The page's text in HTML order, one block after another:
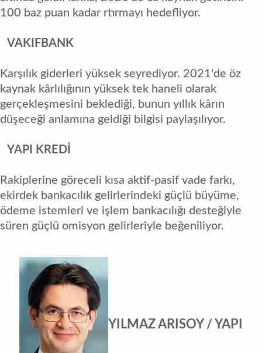
100 baz puan kadar rtırmayı hedefliyor.
VAKIFBANK
Karşılık giderleri yüksek seyrediyor. 2021'de öz
kaynak kârlılığının yüksek tek haneli olarak
gerçekleşmesini beklediği, bunun yıllık kârın
düşeceği anlamına geldiği bilgisi paylaşılıyor.
YAPI KREDİ
Rakiplerine göreceli kısa aktif-pasif vade farkı,
ekirdek bankacılık gelirlerindeki güçlü büyüme,
ödeme istemleri ve işlem bankacılığı desteğiyle
süren güçlü omisyon gelirleriyle beğeniliyor.
YILMAZ ARISOY / YAPI